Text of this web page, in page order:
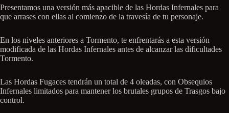
Presentamos una versión más apacible de las Hordas Infernales para
que arrases con ellas al comienzo de la travesía de tu personaje.
En los niveles anteriores a Tormento, te enfrentarás a esta versión
modificada de las Hordas Infernales antes de alcanzar las dificultades
Tormento.
Las Hordas Fugaces tendrán un total de 4 oleadas, con Obsequios
Infernales limitados para mantener los brutales grupos de Trasgos bajo
control.